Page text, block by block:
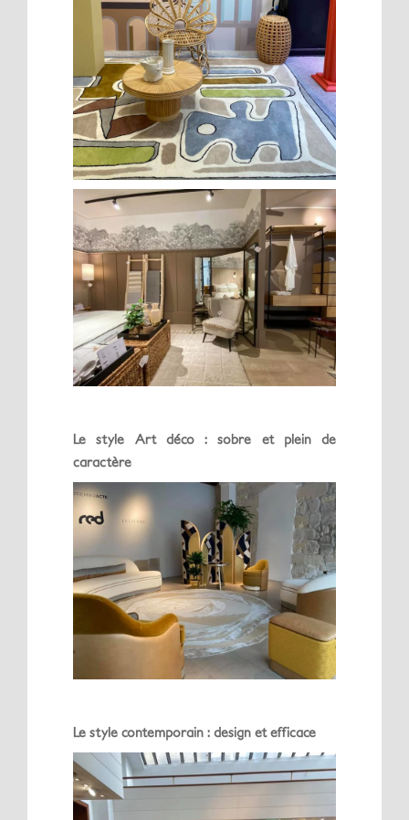
Le style Art déco: sobre et plein de
caractère
Le style contemporain : design et efficace